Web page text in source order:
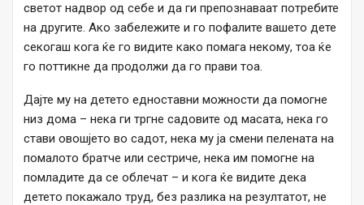
светот надвор од себе и да ги препознаваат потребите
на другите. Ако забележите и го пофалите вашето дете
секогаш кога ќе го видите како помага некому, тоа ќе
го поттикне да продолжи да го прави тоа.
Дајте му на детето едноставни можности да помогне
низ дома – нека ги тргне садовите од масата, нека го
стави овошјето во садот, нека му ја смени пелената на
помалото братче или сестриче, нека им помогне на
помладите да се облечат – и кога ќе видите дека
детето покажало труд, без разлика на резултатот, не